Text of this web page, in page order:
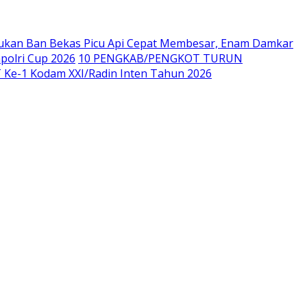
Ban Bekas Picu Api Cepat Membesar, Enam Damkar
Cup 2026 10 PENGKAB/PENGKOT TURUN
1 Kodam XXI/Radin Inten Tahun 2026